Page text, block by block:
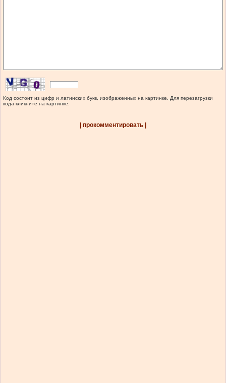
Код состоит из цифр и латинских букв, изображенных на картинке. Для перезагрузки
кода кликните на картинке.
| прокомментировать |